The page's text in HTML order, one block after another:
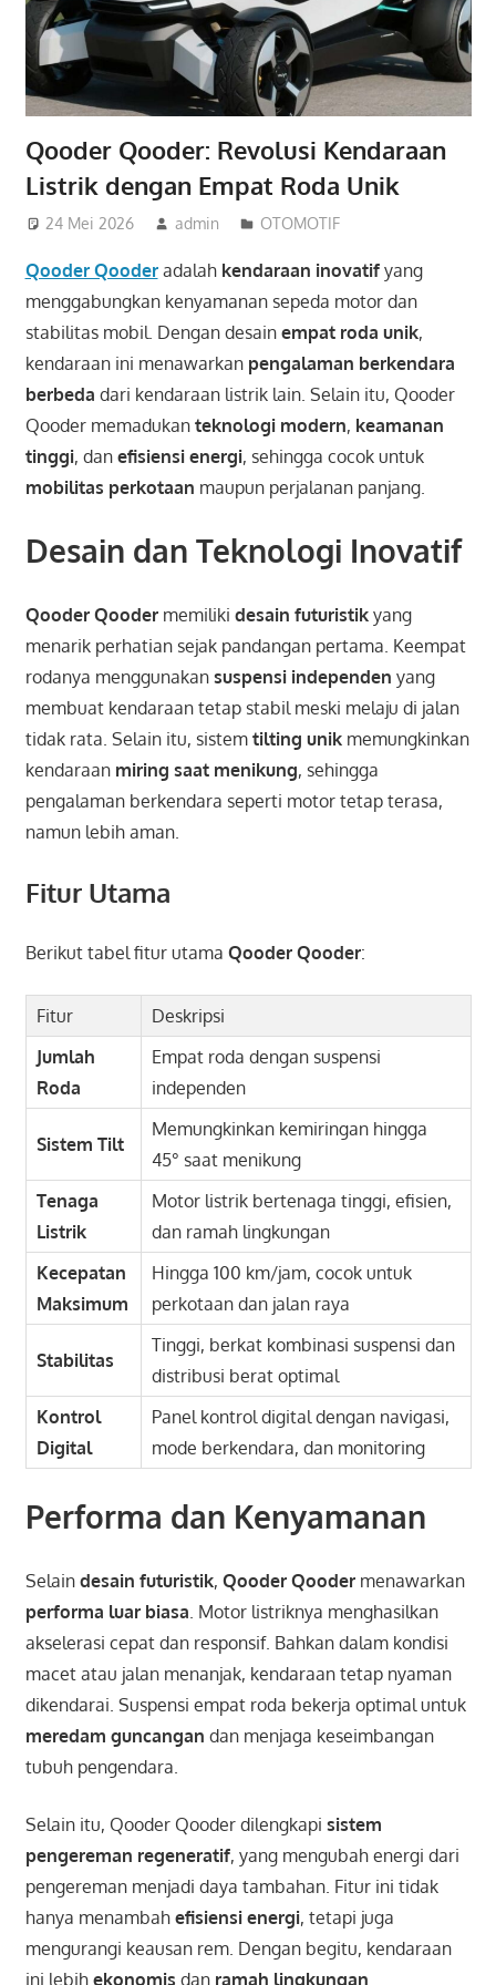
Qooder Qooder: Revolusi Kendaraan
Listrik dengan Empat Roda Unik
24 Mei 2026 admin OTOMOTIF
Qooder Qooderadalah kendaraan inovatifyang
menggabungkan kenyamanan sepeda motor dan
stabilitas mobil. Dengan desain empat roda unik,
kendaraan ini menawarkan pengalaman berkendara
berbeda dari kendaraan listrik lain. Selain itu, Qooder
Qooder memadukan teknologi modern, keamanan
tinggi, dan efisiensi energi, sehingga cocok untuk
mobilitas perkotaan maupun perjalanan panjang.
Desain dan Teknologi Inovatif
Qooder Qoodermemiliki desain futuristikyang
menarik perhatian sejak pandangan pertama. Keempat
rodanya menggunakan suspensi independen yang
membuat kendaraan tetap stabil meski melaju di jalan
tidak rata. Selain itu, sistem tilting unikmemungkinkan
kendaraan miring saat menikung, sehingga
pengalaman berkendara seperti motor tetap terasa,
namun lebih aman.
Fitur Utama
Berikut tabel fitur utama Qooder Qooder:
Fitur
Deskripsi
Jumlah
Roda
Empat roda dengan suspensi
independen
Sistem Tilt
Memungkinkan kemiringan hingga
45° saat menikung
Tenaga
Listrik
Motor listrik bertenaga tinggi, efisien,
dan ramah lingkungan
Kecepatan
Maksimum
Hingga 100 km/jam, cocok untuk
perkotaan dan jalan raya
Stabilitas
Tinggi, berkat kombinasi suspensi dan
distribusi berat optimal
Kontrol
Digital
Panel kontrol digital dengan navigasi,
mode berkendara, dan monitoring
Performa dan Kenyamanan
Selain desain futuristik, Qooder Qoodermenawarkan
performa luar biasa . Motor listriknya menghasilkan
akselerasi cepat dan responsif. Bahkan dalam kondisi
macet atau jalan menanjak, kendaraan tetap nyaman
dikendarai. Suspensi empat roda bekerja optimal untuk
meredam guncangan dan menjaga keseimbangan
tubuh pengendara.
Selain itu, Qooder Qooder dilengkapi sistem
pengereman regeneratif, yang mengubah energi dari
pengereman menjadi daya tambahan. Fitur ini tidak
hanya menambah efisiensi energi, tetapi juga
mengurangi keausan rem. Dengan begitu, kendaraan
ini lebih ekonomis dan ramah lingkungan